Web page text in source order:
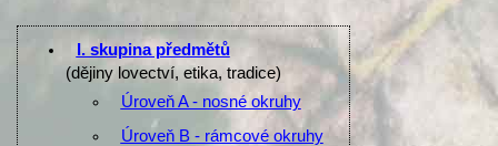
I. skupina předmětů
(dějiny lovectví, etika, tradice)
Úroveň A - nosné okruhy
Úroveň B - rámcové okruhy